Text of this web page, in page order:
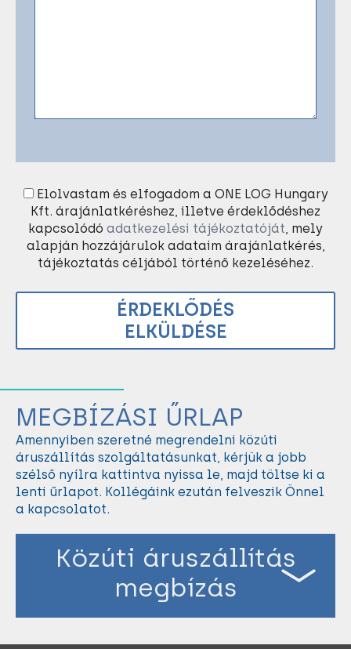
Elolvastam és elfogadom a ONE LOG Hungary
Kft. árajánlatkéréshez, illetve érdeklődéshez
kapcsolódó adatkezelési tájékoztatóját, mely
alapján hozzájárulok adataim árajánlatkérés,
tájékoztatás céljából történő kezeléséhez.
MEGBÍZÁSI ŰRLAP
Amennyiben szeretné megrendelni közúti
áruszállítás szolgáltatásunkat, kérjük a jobb
szélső nyílra kattintva nyissa le, majd töltse ki a
lenti űrlapot. Kollégáink ezután felveszik Önnel
a kapcsolatot.
Közúti áruszállítás
megbízás